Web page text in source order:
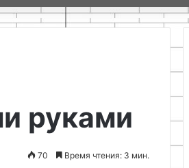
руками
70 Время чтения: 3 мин.